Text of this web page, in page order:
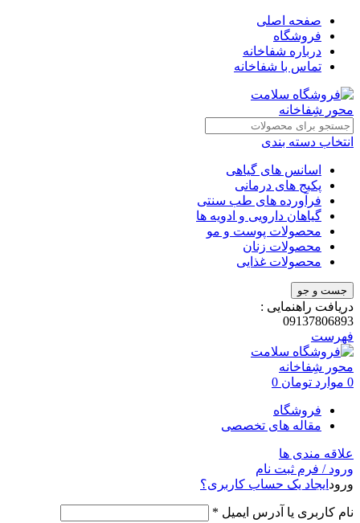
صفحه اصلی
فروشگاه
درباره شفاخانه
تماس با شفاخانه
انتخاب دسته بندی
اسانس های گیاهی
پکیج های درمانی
فرآورده های طب سنتی
گیاهان دارویی و ادویه ها
محصولات پوست و مو
محصولات زنان
محصولات غذایی
جست و جو
دریافت راهنمایی :
09137806893
فهرست
0 موارد تومان
فروشگاه
مقاله های تخصصی
علاقه مندی ها
ورود / فرم ثبت نام
ورود ایجاد یک حساب کاربری؟
نام کاربری یا آدرس ایمیل *